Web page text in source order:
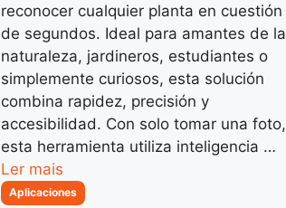
reconocer cualquier planta en cuestión
de segundos. Ideal para amantes de la
naturaleza, jardineros, estudiantes o
simplemente curiosos, esta solución
combina rapidez, precisión y
accesibilidad. Con solo tomar una foto,
esta herramienta utiliza inteligencia …
Ler mais
Categorias
Aplicaciones